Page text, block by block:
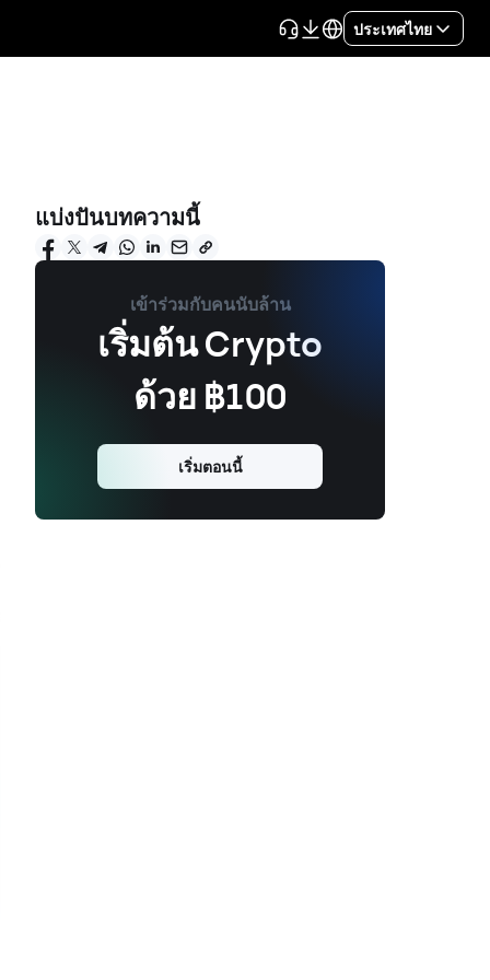
ประเทศไทย
แบ่งปันบทความนี้
เข้าร่วมกับคนนับล้าน
เริ่มต้น Crypto
ด้วย ฿100
เริ่มตอนนี้